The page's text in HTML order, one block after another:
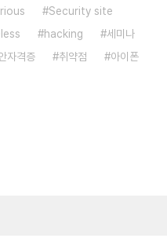
Security site
hacking
세미나
자격증 취약점
아이폰